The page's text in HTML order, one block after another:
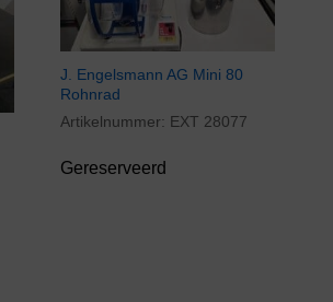
J. Engelsmann AG Mini 80
Rohnrad
Artikelnummer: EXT 28077
Gereserveerd